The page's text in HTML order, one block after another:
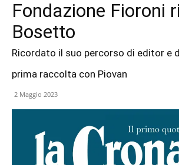
Fondazione Fioroni
Bosetto
Ricordato il suo percorso di editor e
prima raccolta con Piovan
2 Maggio 2023